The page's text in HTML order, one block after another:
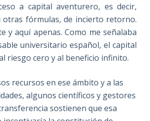
a capital aventurero, es decir,
otras fórmulas, de incierto retorno.
y aquí apenas. Como me señalaba
universitario español, el capital
riesgo cero y al beneficio infinito.
recursos en ese ámbito y a las
algunos científicos y gestores
sostienen que esa